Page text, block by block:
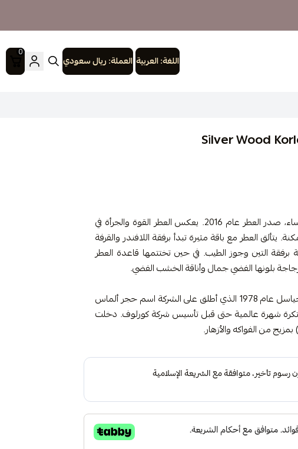
اللغة:العربية العملة:ريال سعودي
0
يناسب هذا العطر برائحته الخشبية الرجال والنساء، صدر العطر عام 2016. يعكس العطر القوة والجرأة في
يتألق العطر مع باقة مثيرة تبدأ برفقة اللافندر والقرفة
برفقة التين وجوز الطيب. في حين تختتمها قاعدة العطر
بلونها الفضي جمال وأناقة الخشب الفضي.
تأسست شركة كورلوف باريس على يد دانيال باجياسل عام 1978 الذي أطلق على الشركة اسم حجر ألماس
شهرة عالمية حتى قبل تأسيس شركة كورلوف. دخلت
من الفواكه والأزهار.